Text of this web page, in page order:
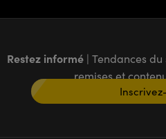
Restez informé | Tendances
remises et